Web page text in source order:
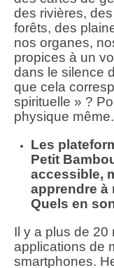
des rivières,
forêts, des
nos organes,
propices à un
dans le silence
que cela
spirituelle » ?
physique même.
Les
Petit
accessible,
apprendre à
Quels en
Il y a plus de 20
applications de
smartphones.